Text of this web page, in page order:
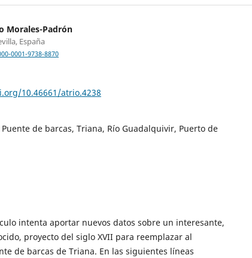
Morales-Padrón
España
0001-9738-8870
10.46661/atrio.4238
Puente de barcas, Triana, Río Guadalquivir, Puerto de
intenta aportar nuevos datos sobre un interesante,
proyecto del siglo XVII para reemplazar al
de barcas de Triana. En las siguientes líneas